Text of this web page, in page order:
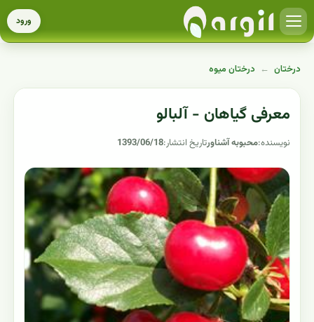
ورود
درختان ← درختان میوه
معرفی گیاهان - آلبالو
نویسنده:محبوبه آشناورتاریخ انتشار:1393/06/18